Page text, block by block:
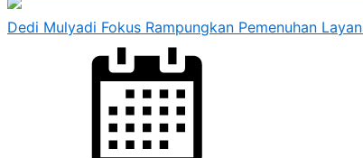
Dedi Mulyadi Fokus Rampungkan Pemenuhan